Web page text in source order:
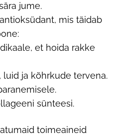
jume.
mis täidab
et hoida rakke
luid ja kõhrkude tervena.
sünteesi.
toimeaineid